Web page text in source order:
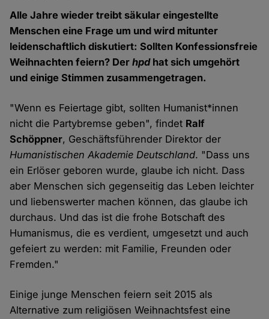
Alle Jahre wieder treibt säkular eingestellte
Menschen eine Frage um und wird mitunter
leidenschaftlich diskutiert: Sollten Konfessionsfreie
Weihnachten feiern? Derhpdhat sich umgehört
und einige Stimmen zusammengetragen.
"Wenn es Feiertage gibt, sollten Humanist*innen
nicht die Partybremse geben", findet Ralf
Schöppner, Geschäftsführender Direktor der
Humanistischen Akademie Deutschland. "Dass uns
ein Erlöser geboren wurde, glaube ich nicht. Dass
aber Menschen sich gegenseitig das Leben leichter
und liebenswerter machen können, das glaube ich
durchaus. Und das ist die frohe Botschaft des
Humanismus, die es verdient, umgesetzt und auch
gefeiert zu werden: mit Familie, Freunden oder
Fremden."
Einige junge Menschen feiern seit 2015 als
Alternative zum religiösen Weihnachtsfest eine